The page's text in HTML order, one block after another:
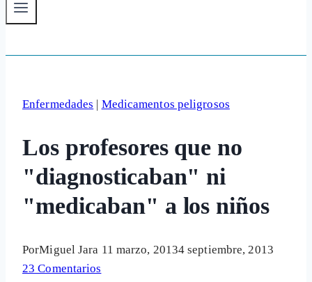
Enfermedades | Medicamentos peligrosos
Los profesores que no
"diagnosticaban" ni
"medicaban" a los niños
PorMiguel Jara 11 marzo, 20134 septiembre, 2013
23 Comentarios